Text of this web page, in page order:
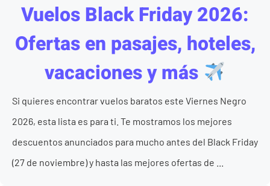
Vuelos Black Friday 2026:
Ofertas en pasajes, hoteles,
vacaciones y más
Si quieres encontrar vuelos baratos este Viernes Negro
2026, esta lista es para ti. Te mostramos los mejores
descuentos anunciados para mucho antes del Black Friday
(27 de noviembre) y hasta las mejores ofertas de ...